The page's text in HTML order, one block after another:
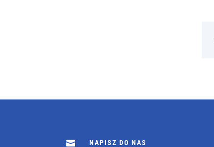
 NAPISZ DO NAS